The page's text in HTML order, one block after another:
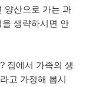
양산으로 가는 과
생략하시면 안
집에서 가족의 생
고 가정해 봅시